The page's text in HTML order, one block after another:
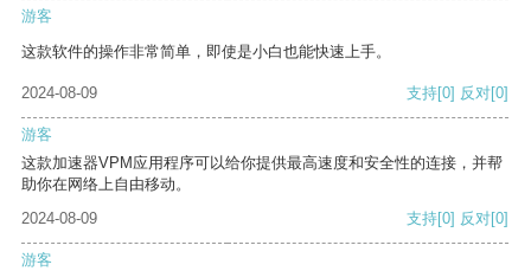
游客
这款软件的操作非常简单，即使是小白也能快速上手。
2024-08-09 支持[0] 反对[0]
游客
这款加速器VPM应用程序可以给你提供最高速度和安全性的连接，并帮
助你在网络上自由移动。
2024-08-09
支持[0] 反对[0]
游客